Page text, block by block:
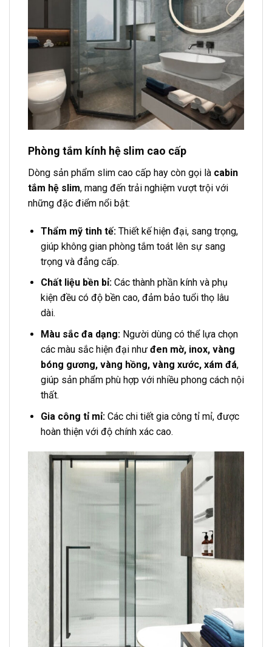
Phòng tắm kính hệ slim cao cấp
Dòng sản phẩm slim cao cấp hay còn gọi là cabin
tắm hệ slim, mang đến trải nghiệm vượt trội với
những đặc điểm nổi bật:
Thẩm mỹ tinh tế:Thiết kế hiện đại, sang trọng,
giúp không gian phòng tắm toát lên sự sang
trọng và đẳng cấp.
Chất liệu bền bỉ:Các thành phần kính và phụ
kiện đều có độ bền cao, đảm bảo tuổi thọ lâu
dài.
Màu sắc đa dạng:Người dùng có thể lựa chọn
các màu sắc hiện đại như đen mờ, inox, vàng
bóng gương, vàng hồng, vàng xước, xám đá,
giúp sản phẩm phù hợp với nhiều phong cách nội
thất.
Gia công tỉ mỉ:Các chi tiết gia công tỉ mỉ, được
hoàn thiện với độ chính xác cao.